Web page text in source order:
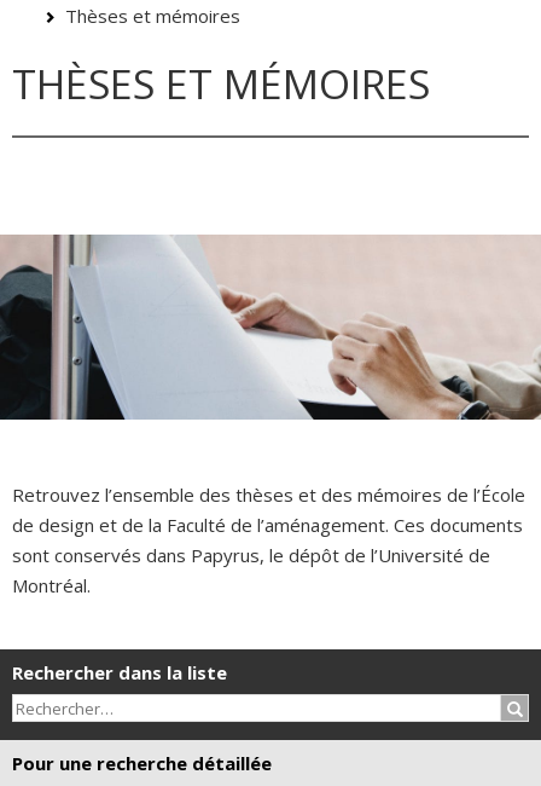
Thèses et mémoires
THÈSES ET MÉMOIRES
Retrouvez l’ensemble des thèses et des mémoires de l’École
de design et de la Faculté de l’aménagement. Ces documents
sont conservés dans Papyrus, le dépôt de l’Université de
Montréal.
Rechercher dans la liste
Pour une recherche détaillée